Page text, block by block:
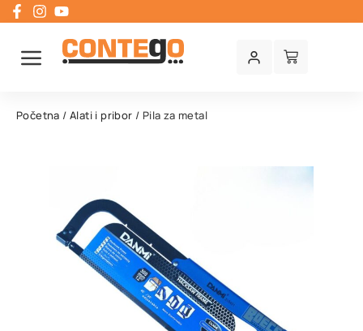
Početna /Alati i pribor / Pila za metal